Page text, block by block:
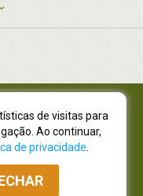
0001-19
0001-80
7665, São Lourenço |
310
(41) 4009-3939
de visitas para
Ao continuar,
de privacidade